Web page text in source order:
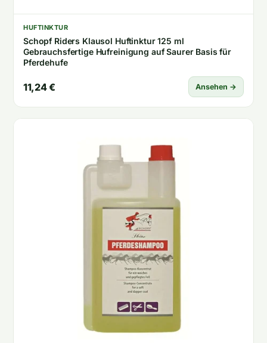
HUFTINKTUR
Schopf Riders Klausol Huftinktur 125 ml
Gebrauchsfertige Hufreinigung auf Saurer Basis für
Pferdehufe
11,24 € Ansehen →